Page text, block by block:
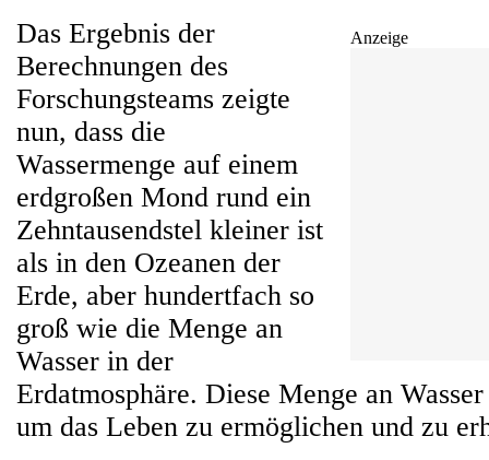
Anzeige
Das Ergebnis der
Berechnungen des
Forschungsteams zeigte
nun, dass die
Wassermenge auf einem
erdgroßen Mond rund ein
Zehntausendstel kleiner ist
als in den Ozeanen der
Erde, aber hundertfach so
groß wie die Menge an
Wasser in der
Erdatmosphäre. Diese Menge an
um das Leben zu ermöglichen und zu